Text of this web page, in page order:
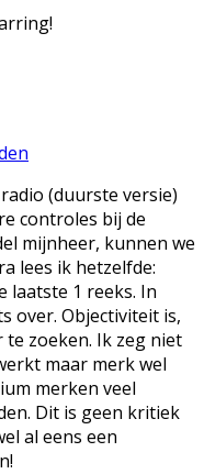
(duurste versie)
controles bij de
mijnheer, kunnen we
lees ik hetzelfde:
laatste 1 reeks. In
over. Objectiviteit is,
te zoeken. Ik zeg niet
maar merk wel
merken veel
Dit is geen kritiek
al eens een